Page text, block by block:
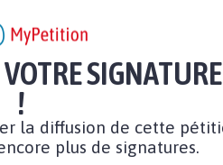
SIGNATURE
!
la diffusion de cette
plus de signatures.